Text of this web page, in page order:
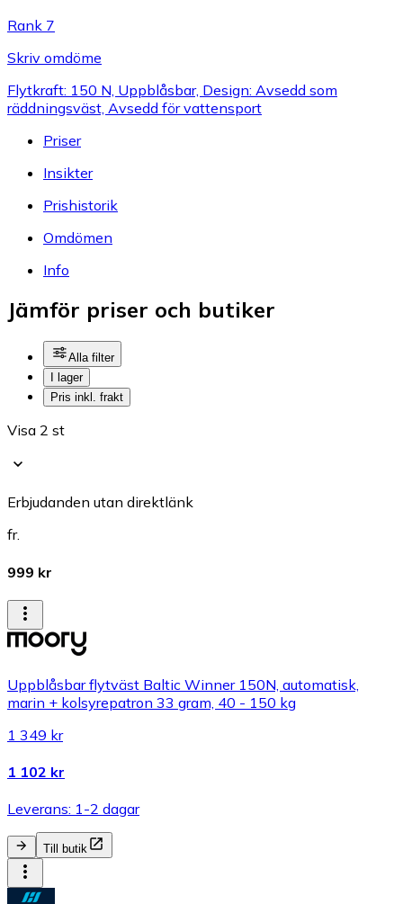
Rank 7
Skriv omdöme
Flytkraft: 150 N, Uppblåsbar, Design: Avsedd som
räddningsväst, Avsedd för vattensport
Priser
Insikter
Prishistorik
Omdömen
Info
Jämför priser och butiker
Alla filter
I lager
Pris inkl. frakt
Visa 2 st
Erbjudanden utan direktlänk
fr.
999 kr
Uppblåsbar flytväst Baltic Winner 150N, automatisk,
marin + kolsyrepatron 33 gram, 40 - 150 kg
1 349 kr
1 102 kr
Leverans: 1-2 dagar
Till butik